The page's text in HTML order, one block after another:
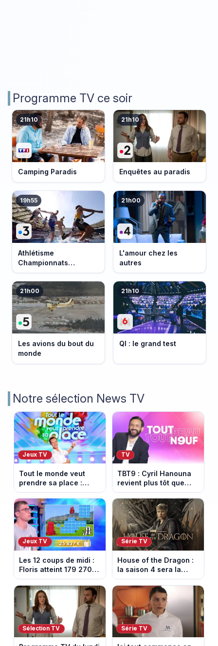
Programme TV ce soir
21h10
Camping Paradis
21h10
Enquêtes au paradis
19h55
Athlétisme
Championnats
d'Europe 2026
21h00
L'amour chez les
autres
21h00
Les avions du bout du
monde
21h10
QI : le grand test
Notre sélection News TV
Jeux TV
Tout le monde veut
prendre sa place :
l’émission de Cyril
Féraud déprogrammée
cette semaine sur
France 2
TV
TBT9 : Cyril Hanouna
revient plus tôt que
prévu, W9 dévoile
enfin la date de retour
Jeux TV
Les 12 coups de midi :
Floris atteint 179 270
euros de gains sur TF1
Série TV
House of the Dragon :
la saison 4 sera la
dernière, mais il faudra
attendre 2028
Sélection TV Série TV